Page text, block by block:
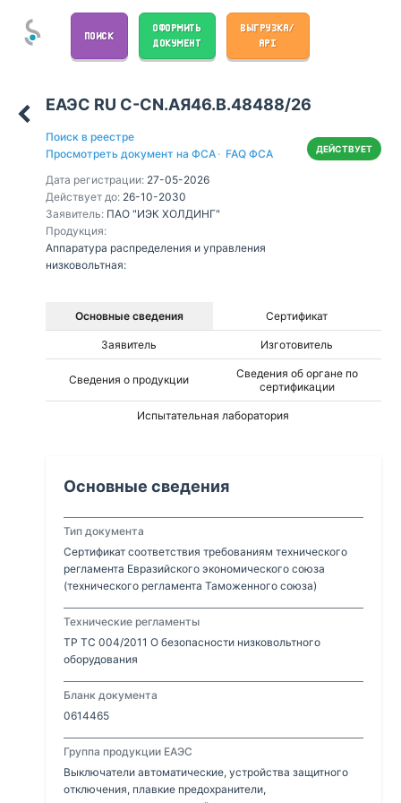
ПОИСК
ОФОРМИТЬ
ДОКУМЕНТ
ВЫГРУЗКА/
API
ЕАЭС RU С-CN.АЯ46.В.48488/26
Поиск в реестре
Просмотреть документ на ФСА · FAQ ФСА
Дата регистрации: 27-05-2026
Действует до: 26-10-2030
Заявитель: ПАО "ИЭК ХОЛДИНГ"
Продукция:
Аппаратура распределения и управления
низковольтная:
ДЕЙСТВУЕТ
Основные сведения Сертификат
Заявитель Изготовитель
Сведения о продукции
Сведения об органе по
сертификации
Испытательная лаборатория
Основные сведения
Тип документа
Сертификат соответствия требованиям технического
регламента Евразийского экономического союза
(технического регламента Таможенного союза)
Технические регламенты
ТР ТС 004/2011 О безопасности низковольтного
оборудования
Бланк документа
0614465
Группа продукции ЕАЭС
Выключатели автоматические, устройства защитного
отключения, плавкие предохранители,